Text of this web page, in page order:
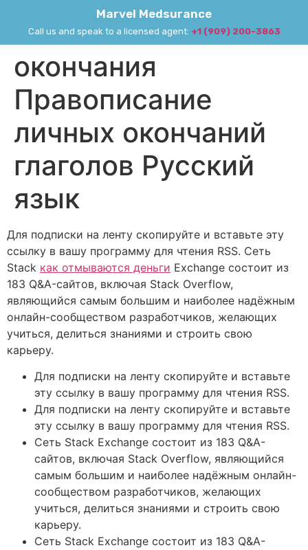
Marvel Medsurance
Call us and speak to a licensed agent: +1 (909) 200-3863
окончания
Правописание
личных окончаний
глаголов Русский
язык
Для подписки на ленту скопируйте и вставьте эту
ссылку в вашу программу для чтения RSS. Сеть
Stack как отмываются деньги Exchange состоит из
183 Q&A-сайтов, включая Stack Overflow,
являющийся самым большим и наиболее надёжным
онлайн-сообществом разработчиков, желающих
учиться, делиться знаниями и строить свою
карьеру.
Для подписки на ленту скопируйте и вставьте
эту ссылку в вашу программу для чтения RSS.
Для подписки на ленту скопируйте и вставьте
эту ссылку в вашу программу для чтения RSS.
Сеть Stack Exchange состоит из 183 Q&A-
сайтов, включая Stack Overflow, являющийся
самым большим и наиболее надёжным онлайн-
сообществом разработчиков, желающих
учиться, делиться знаниями и строить свою
карьеру.
Сеть Stack Exchange состоит из 183 Q&A-